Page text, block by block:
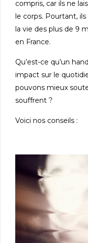
compris, car ils ne
le corps. Pourtant,
la vie des plus de 9
en France.
Qu’est-ce qu’un
impact sur le
pouvons mieux
souffrent ?
Voici nos conseils :